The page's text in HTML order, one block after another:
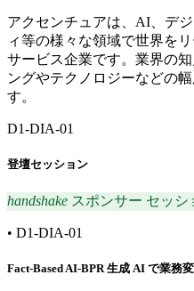
アクセンチュアは、AI、デ
ィ等の様々な領域で世界を
サービス企業です。業界の
ングやテクノロジーなどの
す。
D1-DIA-01
登壇セッション
handshake スポンサー セッシ
• D1-DIA-01
Fact-Based AI-BPR 生成 AI で業務